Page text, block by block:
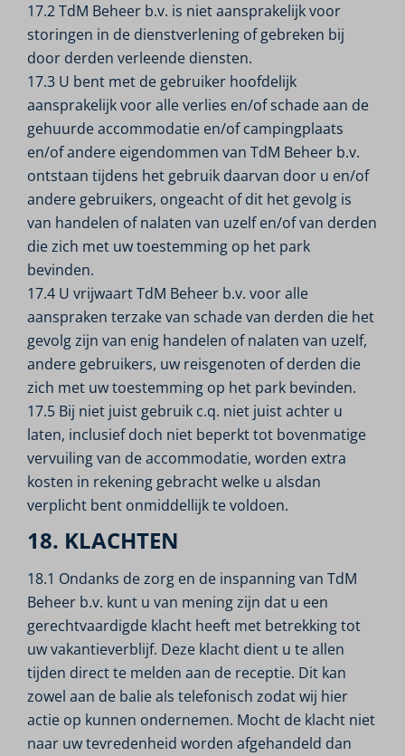
17.2 TdM Beheer b.v. is niet aansprakelijk voor
storingen in de dienstverlening of gebreken bij
door derden verleende diensten.
17.3 U bent met de gebruiker hoofdelijk
aansprakelijk voor alle verlies en/of schade aan de
gehuurde accommodatie en/of campingplaats
en/of andere eigendommen van TdM Beheer b.v.
ontstaan tijdens het gebruik daarvan door u en/of
andere gebruikers, ongeacht of dit het gevolg is
van handelen of nalaten van uzelf en/of van derden
die zich met uw toestemming op het park
bevinden.
17.4 U vrijwaart TdM Beheer b.v. voor alle
aanspraken terzake van schade van derden die het
gevolg zijn van enig handelen of nalaten van uzelf,
andere gebruikers, uw reisgenoten of derden die
zich met uw toestemming op het park bevinden.
17.5 Bij niet juist gebruik c.q. niet juist achter u
laten, inclusief doch niet beperkt tot bovenmatige
vervuiling van de accommodatie, worden extra
kosten in rekening gebracht welke u alsdan
verplicht bent onmiddellijk te voldoen.
18. KLACHTEN
18.1 Ondanks de zorg en de inspanning van TdM
Beheer b.v. kunt u van mening zijn dat u een
gerechtvaardigde klacht heeft met betrekking tot
uw vakantieverblijf. Deze klacht dient u te allen
tijden direct te melden aan de receptie. Dit kan
zowel aan de balie als telefonisch zodat wij hier
actie op kunnen ondernemen. Mocht de klacht niet
naar uw tevredenheid worden afgehandeld dan